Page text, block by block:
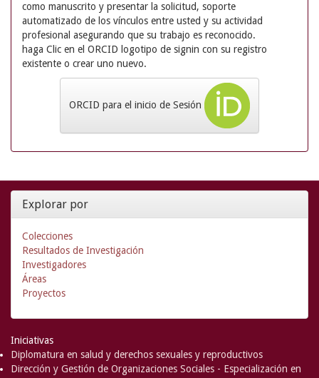
como manuscrito y presentar la solicitud, soporte
automatizado de los vínculos entre usted y su actividad
profesional asegurando que su trabajo es reconocido.
haga Clic en el ORCID logotipo de signin con su registro
existente o crear uno nuevo.
ORCID para el inicio de Sesión
Explorar por
Colecciones
Resultados de Investigación
Investigadores
Áreas
Proyectos
Iniciativas
Diplomatura en salud y derechos sexuales y reproductivos
Dirección y Gestión de Organizaciones Sociales - Especialización en